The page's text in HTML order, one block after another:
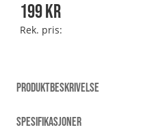
199kr
Rek. pris:
PRODUKTBESKRIVELSE
SPESIFIKASJONER